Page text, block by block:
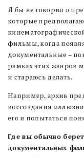
Я бы не говорил о
которые
фильмы, когда
документальные –
рамках этих жанров
и стараюсь делать.
Например, архив
воссоздания
его и попытаться
Где вы обычно
документальных